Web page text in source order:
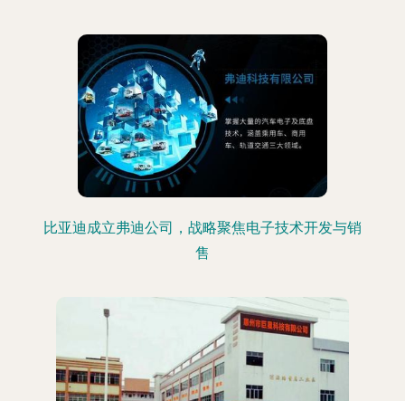
比亚迪成立弗迪公司，战略聚焦电子技术开发与销
售